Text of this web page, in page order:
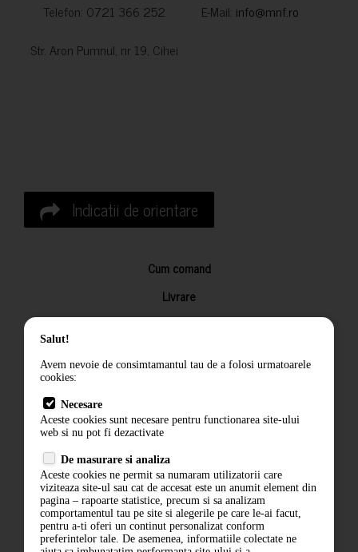
Telefon: 0721 366 252 E-Mail: info@mnf.ro
Str. Aron Pumnul, nr 19, Cihei
Indicatii de orientare
Cum comand
Livrare
Returnarea produselor
Termeni si conditii
Politica de confidentialitate
ANPC
Salut!
Avem nevoie de consimtamantul tau de a folosi urmatoarele
cookies:
Necesare
Aceste cookies sunt necesare pentru functionarea site-ului
web si nu pot fi dezactivate
De masurare si analiza
Aceste cookies ne permit sa numaram utilizatorii care
viziteaza site-ul sau cat de accesat este un anumit element din
pagina – rapoarte statistice, precum si sa analizam
comportamentul tau pe site si alegerile pe care le-ai facut,
pentru a-ti oferi un continut personalizat conform
preferintelor tale. De asemenea, informatiile colectate ne